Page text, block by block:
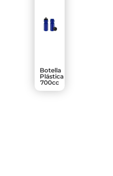
Botella
Plástica
700cc